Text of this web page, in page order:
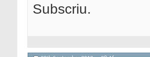
Subscriu.